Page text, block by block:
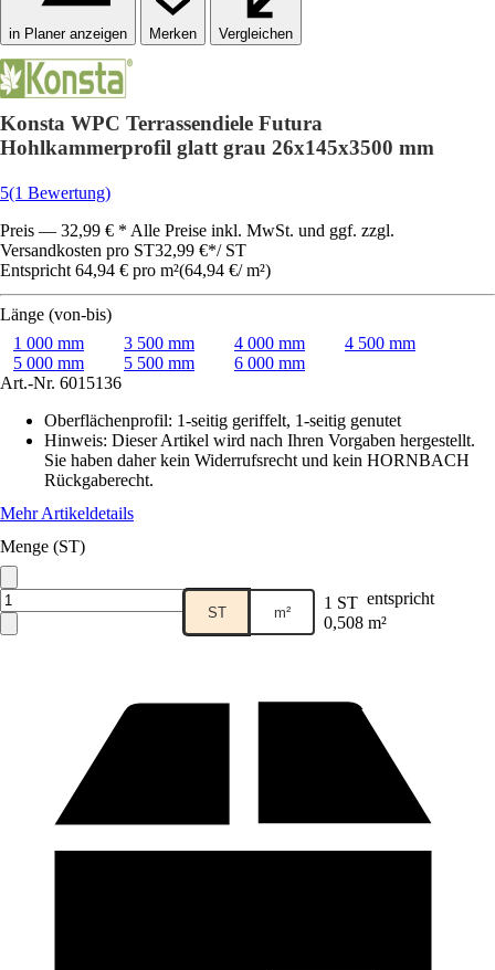
in Planer anzeigen Vergleichen
Konsta WPC Terrassendiele Futura
Hohlkammerprofil glatt grau 26x145x3500 mm
5(1 Bewertung)
Preis — 32,99 € * Alle Preise inkl. MwSt. und ggf. zzgl.
Versandkosten pro ST32,99 €*/ ST
Entspricht 64,94 € pro m²(64,94 €/ m²)
Länge (von-bis)
1 000 mm
3 500 mm 4 000 mm
4 500 mm
5 000 mm
5 500 mm
6 000 mm
Art.-Nr. 6015136
Oberflächenprofil: 1-seitig geriffelt, 1-seitig genutet
Hinweis: Dieser Artikel wird nach Ihren Vorgaben hergestellt.
Sie haben daher kein Widerrufsrecht und kein HORNBACH
Rückgaberecht.
Mehr Artikeldetails
Menge (ST)
ST m² 1 ST entspricht
0,508 m²